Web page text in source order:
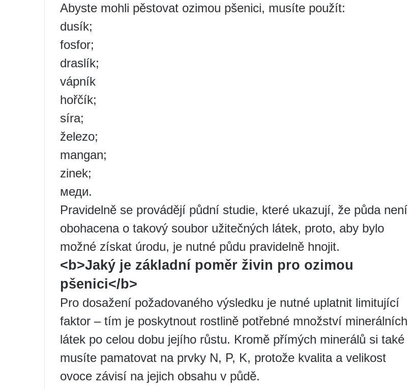
Abyste mohli pěstovat ozimou pšenici, musíte použít:
dusík;
fosfor;
draslík;
vápník
hořčík;
síra;
železo;
mangan;
zinek;
меди.
Pravidelně se provádějí půdní studie, které ukazují, že půda není
obohacena o takový soubor užitečných látek, proto, aby bylo
možné získat úrodu, je nutné půdu pravidelně hnojit.
<b>Jaký je základní poměr živin pro ozimou
pšenici</b>
Pro dosažení požadovaného výsledku je nutné uplatnit limitující
faktor – tím je poskytnout rostlině potřebné množství minerálních
látek po celou dobu jejího růstu. Kromě přímých minerálů si také
musíte pamatovat na prvky N, P, K, protože kvalita a velikost
ovoce závisí na jejich obsahu v půdě.